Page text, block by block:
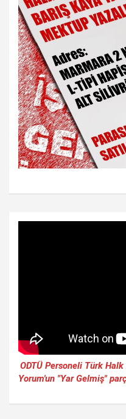
ODTÜ Personeli Türk
Yorum'un "Yar Gelmiş"